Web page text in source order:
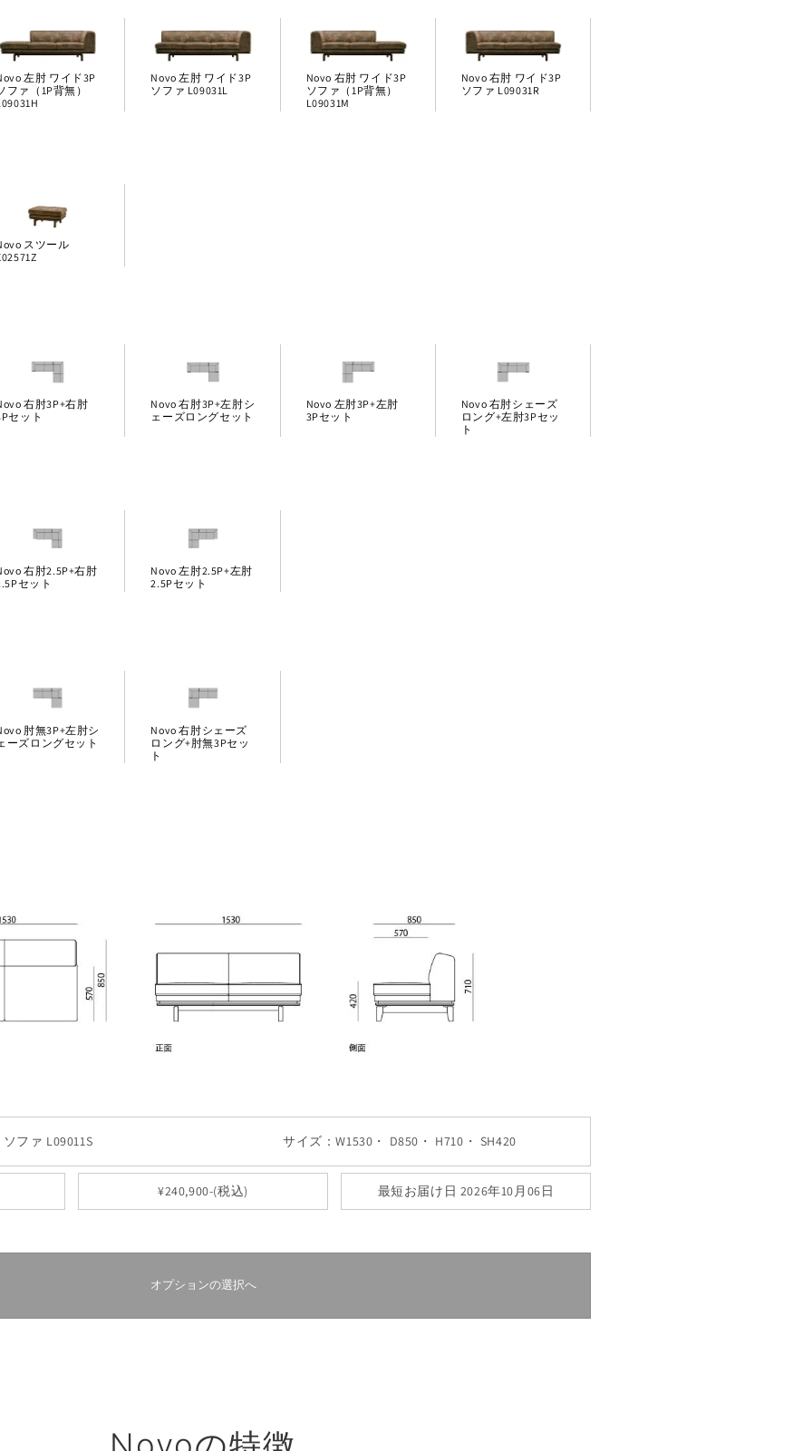
左肘 ワイド3P
ファ（1P背無）
Novo 左肘 ワイド3P
ソファ L09031L
Novo 右肘 ワイド3P
ソファ（1P背無）
L09031M
Novo 右肘 ワイド3P
ソファ L09031R
スツール
右肘3P+右肘
セット
Novo 右肘3P+左肘シ
ェーズロングセット
Novo 左肘3P+左肘
3Pセット
Novo 右肘シェーズ
ロング+左肘3Pセッ
ト
右肘2.5P+右肘
セット
Novo 左肘2.5P+左肘
2.5Pセット
肘無3P+左肘シ
ーズロングセット
Novo 右肘シェーズ
ロング+肘無3Pセッ
ト
ファ L09011S サイズ：W1530・ D850・ H710・ SH420
¥240,900-(税込) 最短お届け日 2026年10月06日
オプションの選択へ